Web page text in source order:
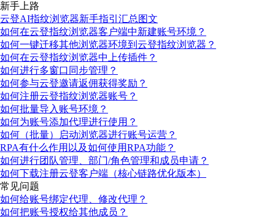
新手上路
云登AI指纹浏览器新手指引汇总图文
如何在云登指纹浏览器客户端中新建账号环境？
如何一键迁移其他浏览器环境到云登指纹浏览器？
如何在云登指纹浏览器中上传插件？
如何进行多窗口同步管理？
如何参与云登邀请返佣获得奖励？
如何注册云登指纹浏览器账号？
如何批量导入账号环境？
如何为账号添加代理进行使用？
如何（批量）启动浏览器进行账号运营？
RPA有什么作用以及如何使用RPA功能？
如何进行团队管理、部门/角色管理和成员申请？
如何下载注册云登客户端（核心链路优化版本）
常见问题
如何给账号绑定代理、修改代理？
如何把账号授权给其他成员？